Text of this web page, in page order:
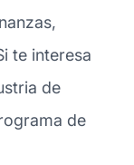
te interesa
de
de